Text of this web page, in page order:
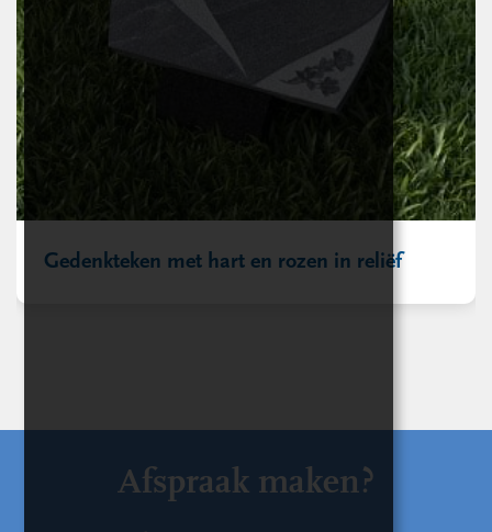
Gedenkteken met hart en rozen in reliëf
Afspraak maken?